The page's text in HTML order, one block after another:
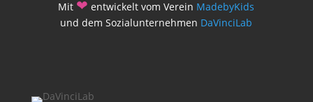
Mit ❤ entwickelt vom Verein MadebyKids
und dem Sozialunternehmen DaVinciLab